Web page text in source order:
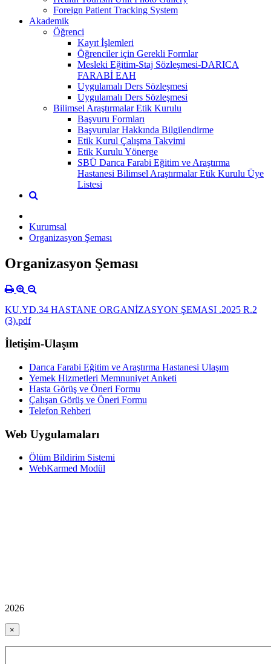
Foreign Patient Tracking System
Akademik
Öğrenci
Kayıt İşlemleri
Öğrenciler için Gerekli Formlar
Mesleki Eğitim-Staj Sözleşmesi-DARICA
FARABİ EAH
Uygulamalı Ders Sözleşmesi
Uygulamalı Ders Sözleşmesi
Bilimsel Araştırmalar Etik Kurulu
Başvuru Formları
Başvurular Hakkında Bilgilendirme
Etik Kurul Çalışma Takvimi
Etik Kurulu Yönerge
SBÜ Darıca Farabi Eğitim ve Araştırma
Hastanesi Bilimsel Araştırmalar Etik Kurulu Üye
Listesi
Kurumsal
Organizasyon Şeması
Organizasyon Şeması
KU.YD.34 HASTANE ORGANİZASYON ŞEMASI .2025 R.2
(3).pdf
İletişim-Ulaşım
Darıca Farabi Eğitim ve Araştırma Hastanesi Ulaşım
Yemek Hizmetleri Memnuniyet Anketi
Hasta Görüş ve Öneri Formu
Çalışan Görüş ve Öneri Formu
Telefon Rehberi
Web Uygulamaları
Ölüm Bildirim Sistemi
WebKarmed Modül
2026
×